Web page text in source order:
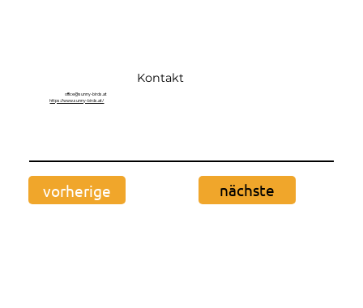
Kontakt
office@sunny-birds.at
https://www.sunny-birds.at/
vorherige nächste